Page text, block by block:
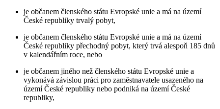
je občanem členského státu Evropské unie a má na území
České republiky trvalý pobyt,
je občanem členského státu Evropské unie a má na území
České republiky přechodný pobyt, který trvá alespoň 185 dnů
v kalendářním roce, nebo
je občanem jiného než členského státu Evropské unie a
vykonává závislou práci pro zaměstnavatele usazeného na
území České republiky nebo podniká na území České
republiky,